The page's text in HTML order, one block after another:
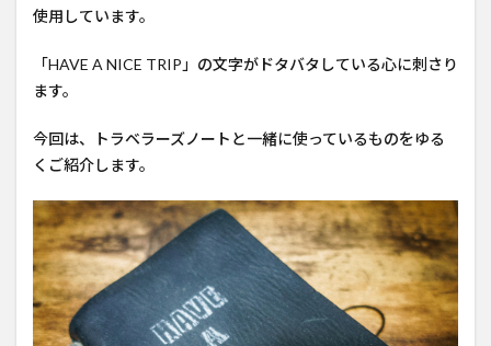
使用しています。
「HAVE A NICE TRIP」の文字がドタバタしている心に刺さり
ます。
今回は、トラベラーズノートと一緒に使っているものをゆる
くご紹介します。